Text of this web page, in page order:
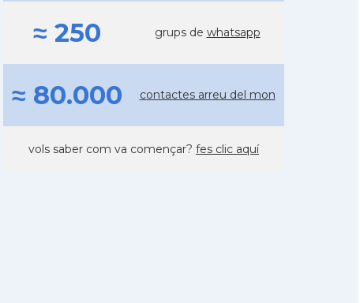
≈ 250 grups de whatsapp
≈ 80.000 contactes arreu del mon
vols saber com va començar? fes clic aquí